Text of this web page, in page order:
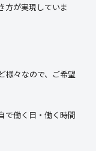
方が実現していま
様々なので、ご希望
で働く日・働く時間